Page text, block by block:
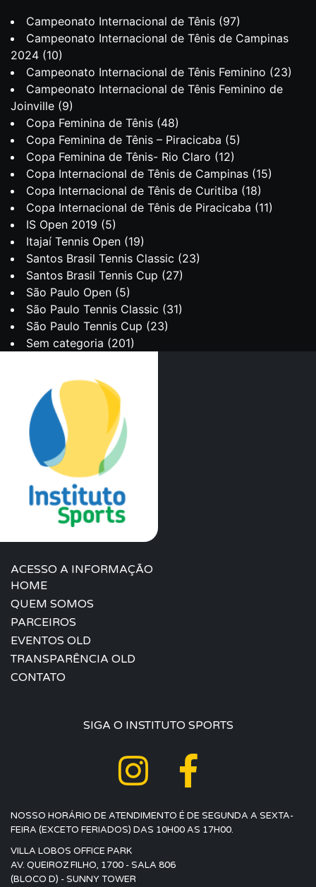
Campeonato Internacional de Tênis (97)
Campeonato Internacional de Tênis de Campinas
2024 (10)
Campeonato Internacional de Tênis Feminino (23)
Campeonato Internacional de Tênis Feminino de
Joinville (9)
Copa Feminina de Tênis (48)
Copa Feminina de Tênis – Piracicaba (5)
Copa Feminina de Tênis- Rio Claro (12)
Copa Internacional de Tênis de Campinas (15)
Copa Internacional de Tênis de Curitiba (18)
Copa Internacional de Tênis de Piracicaba (11)
IS Open 2019 (5)
Itajaí Tennis Open (19)
Santos Brasil Tennis Classic (23)
Santos Brasil Tennis Cup (27)
São Paulo Open (5)
São Paulo Tennis Classic (31)
São Paulo Tennis Cup (23)
Sem categoria (201)
ACESSO A INFORMAÇÃO
HOME
QUEM SOMOS
PARCEIROS
EVENTOS OLD
TRANSPARÊNCIA OLD
CONTATO
SIGA O INSTITUTO SPORTS
NOSSO HORÁRIO DE ATENDIMENTO É DE SEGUNDA A SEXTA-
FEIRA (EXCETO FERIADOS) DAS 10H00 AS 17H00.
VILLA LOBOS OFFICE PARK
AV. QUEIROZ FILHO, 1700 - SALA 806
(BLOCO D) - SUNNY TOWER